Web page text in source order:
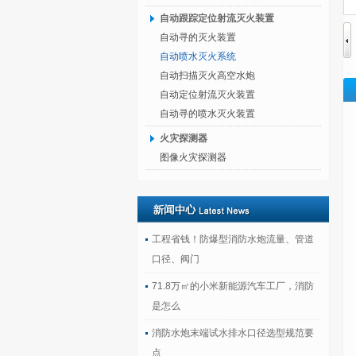
自动跟踪定位射流灭火装置
自动寻的灭火装置
自动喷水灭火系统
自动扫描灭火高空水炮
自动定位射流灭火装置
自动寻的喷水灭火装置
火灾探测器
图像火灾探测器
工程省钱！防爆型消防水炮流量、管道
口径、阀门
71.8万㎡的小米新能源汽车工厂，消防
是怎么
消防水炮末端试水排水口径选型规范要
点